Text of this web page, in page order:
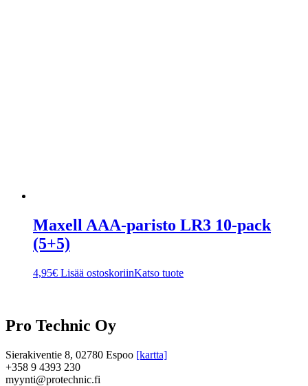
Maxell AAA-paristo LR3 10-pack
(5+5)
4,95€ Lisää ostoskoriinKatso tuote
Pro Technic Oy
Sierakiventie 8, 02780 Espoo [kartta]
+358 9 4393 230
myynti@protechnic.fi